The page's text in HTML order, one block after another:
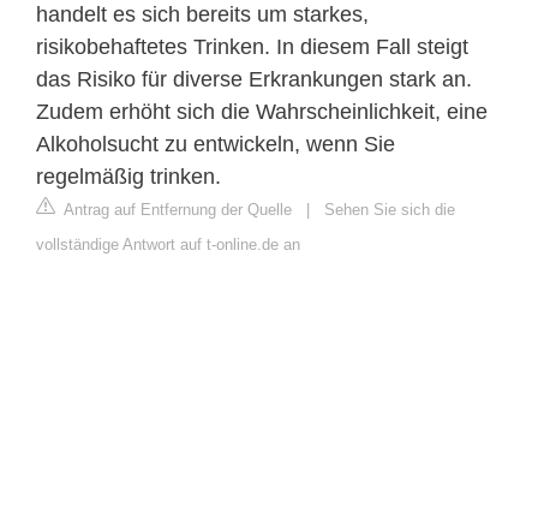
handelt es sich bereits um starkes,
risikobehaftetes Trinken. In diesem Fall steigt
das Risiko für diverse Erkrankungen stark an.
Zudem erhöht sich die Wahrscheinlichkeit, eine
Alkoholsucht zu entwickeln, wenn Sie
regelmäßig trinken.
Antrag auf Entfernung der Quelle | Sehen Sie sich die
vollständige Antwort auf t-online.de an